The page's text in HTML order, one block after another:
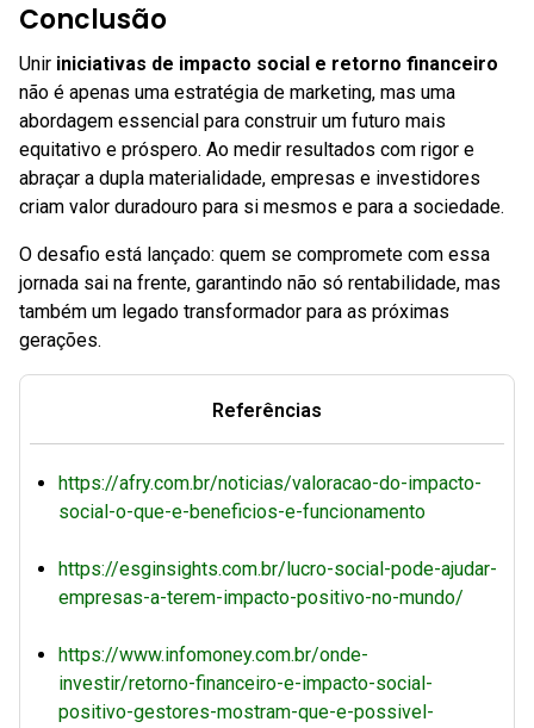
Conclusão
Unir iniciativas de impacto social e retorno financeiro
não é apenas uma estratégia de marketing, mas uma
abordagem essencial para construir um futuro mais
equitativo e próspero. Ao medir resultados com rigor e
abraçar a dupla materialidade, empresas e investidores
criam valor duradouro para si mesmos e para a sociedade.
O desafio está lançado: quem se compromete com essa
jornada sai na frente, garantindo não só rentabilidade, mas
também um legado transformador para as próximas
gerações.
Referências
https://afry.com.br/noticias/valoracao-do-impacto-
social-o-que-e-beneficios-e-funcionamento
https://esginsights.com.br/lucro-social-pode-ajudar-
empresas-a-terem-impacto-positivo-no-mundo/
https://www.infomoney.com.br/onde-
investir/retorno-financeiro-e-impacto-social-
positivo-gestores-mostram-que-e-possivel-